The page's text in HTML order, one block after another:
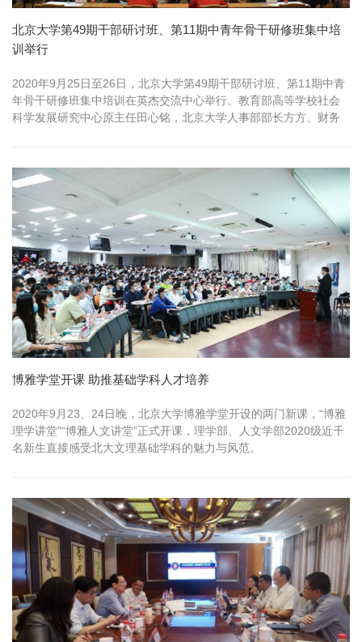
北京大学第49期干部研讨班、第11期中青年骨干研修班集中培
训举行
2020年9月25日至26日，北京大学第49期干部研讨班、第11期中青
年骨干研修班集中培训在英杰交流中心举行。教育部高等学校社会
科学发展研究中心原主任田心铭，北京大学人事部部长方方、财务
博雅学堂开课 助推基础学科人才培养
2020年9月23、24日晚，北京大学博雅学堂开设的两门新课，“博雅
理学讲堂”“博雅人文讲堂”正式开课，理学部、人文学部2020级近千
名新生直接感受北大文理基础学科的魅力与风范。